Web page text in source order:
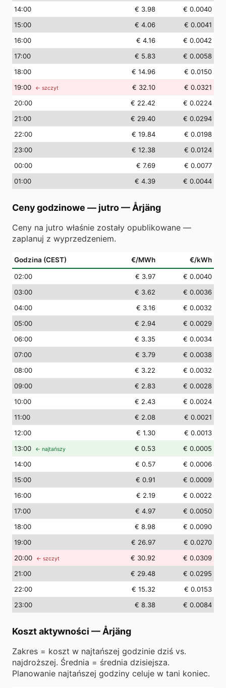
14:00 € 3.98
€ 0.0040
15:00 € 4.06
€ 0.0041
16:00 € 4.16
€ 0.0042
17:00 € 5.83
€ 0.0058
18:00 € 14.96
€ 0.0150
19:00 ← szczyt € 32.10
€ 0.0321
20:00 € 22.42
€ 0.0224
21:00 € 29.40
€ 0.0294
22:00 € 19.84
€ 0.0198
23:00 € 12.38
€ 0.0124
00:00 € 7.69
€ 0.0077
01:00 € 4.39 € 0.0044
Ceny godzinowe — jutro— Årjäng
Ceny na jutro właśnie zostały opublikowane —
zaplanuj z wyprzedzeniem.
Godzina (CEST) €/MWh €/kWh
02:00 € 3.97
€ 0.0040
03:00 € 3.62
€ 0.0036
04:00 € 3.16
€ 0.0032
05:00 € 2.94
€ 0.0029
06:00 € 3.35
€ 0.0034
07:00 € 3.79
€ 0.0038
08:00 € 3.22
€ 0.0032
09:00 € 2.83
€ 0.0028
10:00 € 2.43
€ 0.0024
11:00 € 2.08
€ 0.0021
12:00 € 1.30
€ 0.0013
13:00 ← najtańszy € 0.53
€ 0.0005
14:00 € 0.57
€ 0.0006
15:00 € 0.91
€ 0.0009
16:00 € 2.19
€ 0.0022
17:00 € 4.97
€ 0.0050
18:00 € 8.98
€ 0.0090
19:00 € 26.97
€ 0.0270
20:00 ← szczyt € 30.92
€ 0.0309
21:00 € 29.48
€ 0.0295
22:00 € 15.32
€ 0.0153
23:00 € 8.38 € 0.0084
Koszt aktywności — Årjäng
Zakres = koszt w najtańszej godzinie dziś vs.
najdroższej. Średnia = średnia dzisiejsza.
Planowanie najtańszej godziny celuje w tani koniec.